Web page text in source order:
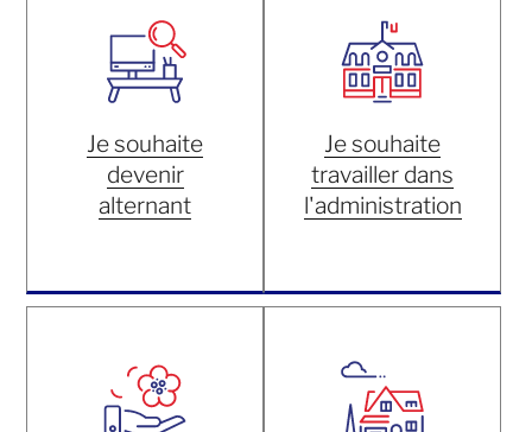
Je souhaite
devenir
alternant
Je souhaite
travailler dans
l'administration